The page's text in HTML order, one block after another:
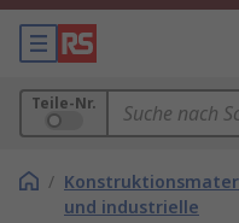
Teile-Nr.
/
und industrielle